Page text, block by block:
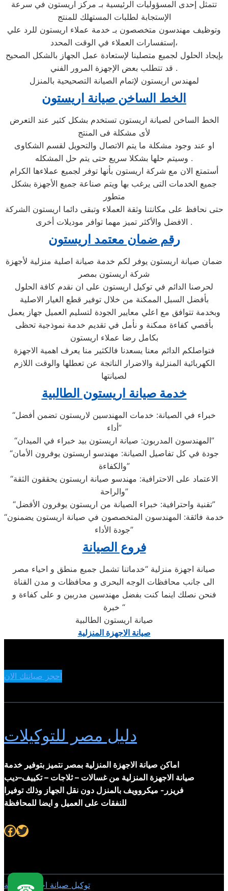
تتمثل إحدى المسؤوليات الرئيسية بـ مركز اريستون في سرعة
الإستجابة لطلبات المستهلك للمنتج
وتوظيف مهندسون متخصصون بـ خدمة عملاء اريستون للرد علي
إستفسارات العملاء في الوقت المحدد،
بإيجاد الحلول لجميع متصلينا لإستعادة عمل الجهاز بالشكل الصحيح
. قد تتطلب بعض الإجهزة المرور الفني
لمهندس اريستون لإتمام الصيانة التصحيحية بالمنزل
الخط الساخن صيانة اريستون
الخط الساخن لصيانة اريستون تستخدم بشكل كثير عند التعرض
لأى مشكلة فى المنتج
او عند وجود مشكلة ما يتم الاتصال والتحويل لقسم الشكاوى
وسيتم حلها بشكلا سريع حتى يتم حل المشكله .
أستمتع الان مع شركة اريستون بأنها توفر لجميع عملاءها الكرام
جميع الخدمات التى يرغب بها ويتم صناعة جميع الأجهزة بشكل
متطور
حتى نحافظ على مكانتنا وثقة العملاء وتبقى دائما اريستون الشركة
الافضل والأكثر تميز مهما توافر موديلات أخرى .
رقم ضمان معتمد اريستون
ضمان صيانة اريستون يوفر لكم خدمة صيانة اصلية منزلية لأجهزة
شركة اريستون بمصر
لحرصنا الدائم في توكيل اريستون على ان نقدم كافة الحلول
بأفضل السبل الممكنة من خلال توفير قطع الغيار الاصلية
وبخدمة تتوافق مع اعلي معايير الجودة لتسليم العميل جهاز يعمل
بأقصي كفاءة ممكنة و نأمل في تقديم خدمة نموذجية تحظى
بكامل رضا عملاء اريستون
فتواصلكم الدائم معنا يسعدنا فالكثير منا يعرف اهمية الاجهزة
الكهربائية المنزلية والاضرار الناتجة عن تعطلها والوقت اللازم
لصيانتها
خدمة صيانة اريستون الطالبية
“خبراء في الصيانة: خدمات المهندسين لاريستون تضمن أفضل
أداء”
“المهندسون المدربون: صيانة اريستون بيد خبراء في الميدان”
“جودة في كل تفاصيل الصيانة: مهندسو اريستون يوفرون الأمان
والكفاءة”
“الاعتماد على الاحترافية: مهندسو صيانة اريستون يحققون الثقة
والراحة”
“تقنية واحترافية: خبراء الصيانة من اريستون يوفرون الأفضل”
“خدمة فائقة: المهندسون المتخصصون في صيانة اريستون يضمنون
جودة الأداء”
فروع الصيانة
صيانة اجهزة منزلية “خدماتنا تشمل جميع منطق و احياء مصر
الى جانب محافظات الوجه البحرى و محافظات و مدن القناة
فنحن نصلك اينما كنت بفضل مهندسين مدربين و على كفاءة و
خبرة “
صيانة اريستون الطالبية
صيانة الاجهزة المنزلية
احجز صيانتك الان
دليل مصر للتوكيلات
اماكن صيانة الاجهزة المنزلية بمصر نتميز بتوفير خدمة
صيانة الاجهزة المنزلية من غسالات – ثلاجات – تكييف–ديب
فريزر- ميكروويف بالمنزل دون نقل الجهاز وذلك توفيرا
للنفقات على العميل و ايضا للمحافظة
Facebook Twitter
توكيل صيانة اجهزة منزلية